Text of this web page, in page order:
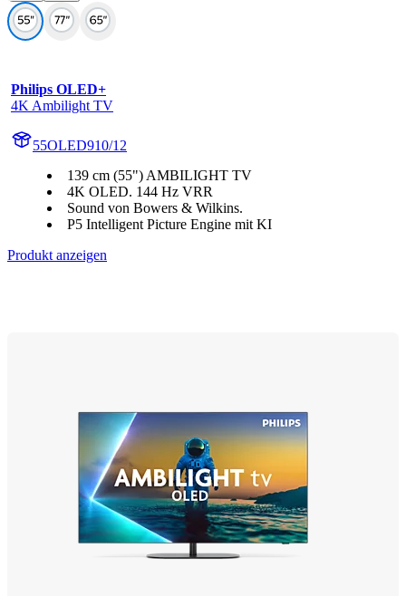
Philips OLED+
4K Ambilight TV
55OLED910/12
139 cm (55") AMBILIGHT TV
4K OLED. 144 Hz VRR
Sound von Bowers & Wilkins.
P5 Intelligent Picture Engine mit KI
Produkt anzeigen